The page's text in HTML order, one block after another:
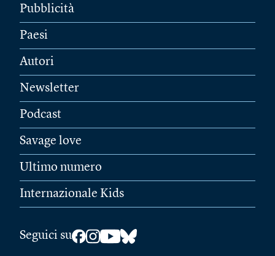
Pubblicità
Paesi
Autori
Newsletter
Podcast
Savage love
Ultimo numero
Internazionale Kids
Seguici su